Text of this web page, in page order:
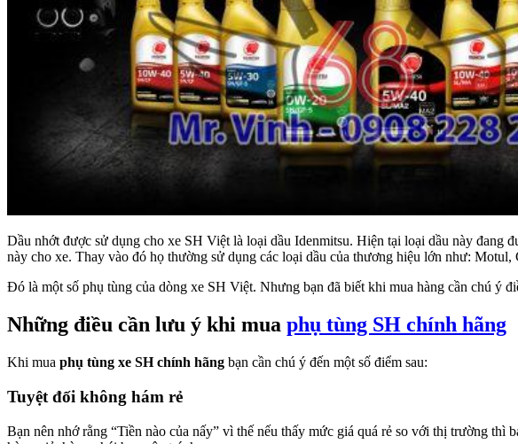
Dầu nhớt được sử dụng cho xe SH Việt là loại dầu Idenmitsu. Hiện tại loại dầu này
này cho xe. Thay vào đó họ thường sử dụng các loại dầu của thương hiệu lớn như:
Đó là một số phụ tùng của dòng xe SH Việt. Nhưng bạn đã biết khi mua hàng cần chú ý
Những điều cần lưu ý khi mua phụ tùng SH chính hãng
Khi mua phụ tùng xe SH chính hãng bạn cần chú ý đến một số điểm sau:
Tuyệt đối không hám rẻ
Bạn nên nhớ rằng “Tiền nào của nấy” vì thế nếu thấy mức giá quá rẻ so với thị trường